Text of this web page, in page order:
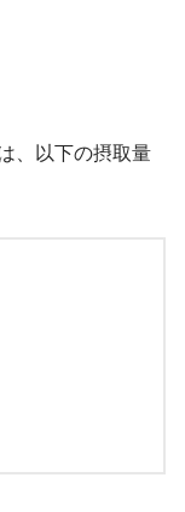
、以下の摂取量